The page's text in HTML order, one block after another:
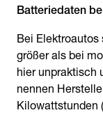
Batteriedaten
Bei
größer als bei
hier unpraktisch
nennen
Kilowattstunden